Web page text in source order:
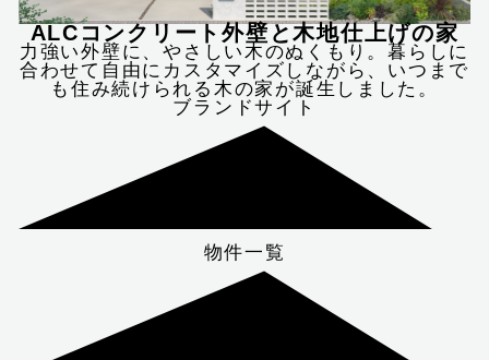
ALCコンクリート外壁と木地仕上げの家
力強い外壁に、やさしい木のぬくもり。暮らしに
合わせて自由にカスタマイズしながら、いつまで
も住み続けられる木の家が誕生しました。
ブランドサイト
物件一覧